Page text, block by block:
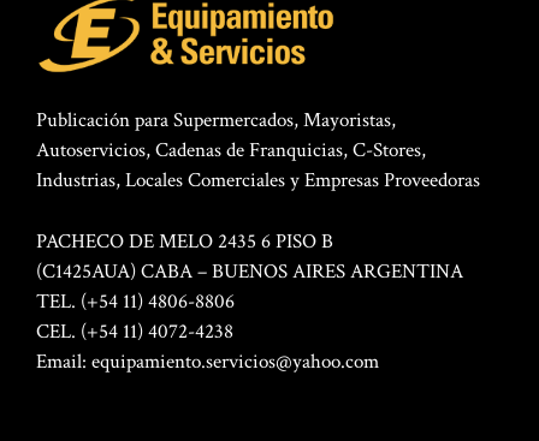
Publicación para Supermercados, Mayoristas,
Autoservicios, Cadenas de Franquicias, C-Stores,
Industrias, Locales Comerciales y Empresas Proveedoras
PACHECO DE MELO 2435 6 PISO B
(C1425AUA) CABA – BUENOS AIRES ARGENTINA
TEL. (+54 11) 4806-8806
CEL. (+54 11) 4072-4238
Email: equipamiento.servicios@yahoo.com